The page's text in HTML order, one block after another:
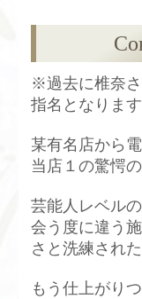
※過去に椎奈
指名となります
某有名店から
当店１の驚愕
芸能人レベル
会う度に違う
さと洗練され
もう仕上がり